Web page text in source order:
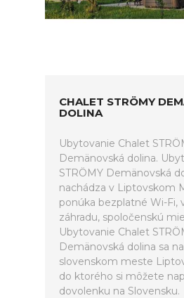
CHALET STRÖMY
DOLINA
Ubytovanie Chalet
Demänovská dolina.
STRÖMY Demänovská
nachádza v Liptovskom
ponúka bezplatné Wi-Fi,
záhradu, spoločenskú
Ubytovanie Chalet
Demänovská dolina sa
slovenskom meste
do ktorého si môžete
dovolenku na Slovensku.